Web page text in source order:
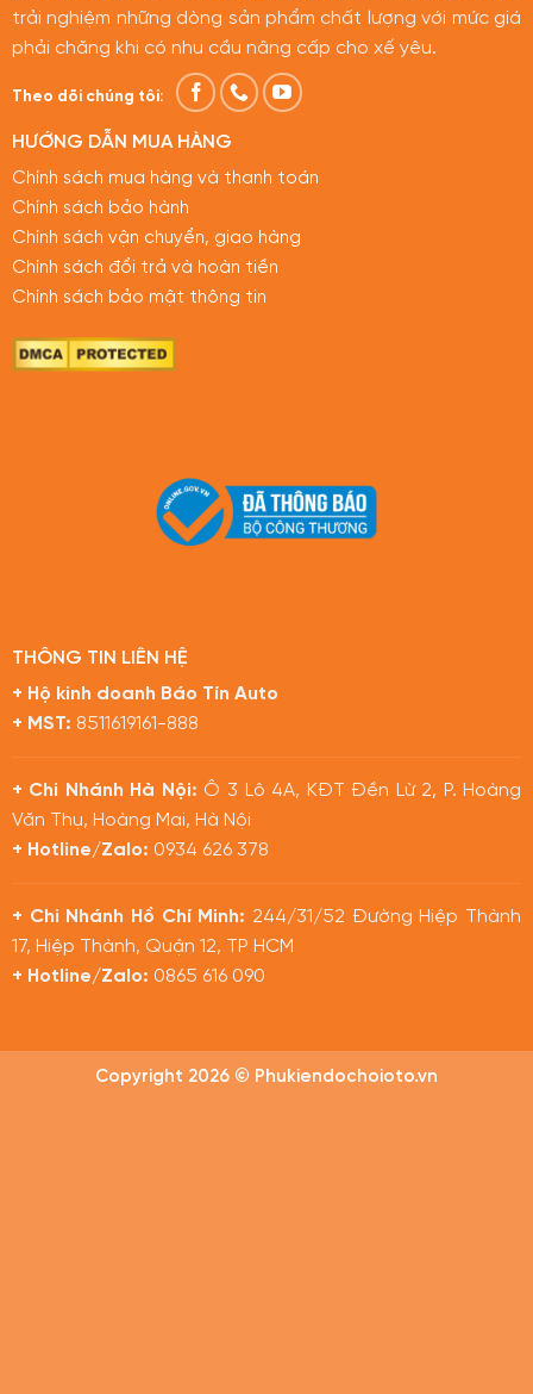
trải nghiệm những dòng sản phẩm chất lượng với mức giá
phải chăng khi có nhu cầu nâng cấp cho xế yêu.
Theo dõi chúng tôi:
HƯỚNG DẪN MUA HÀNG
Chính sách mua hàng và thanh toán
Chính sách bảo hành
Chính sách vận chuyển, giao hàng
Chính sách đổi trả và hoàn tiền
Chính sách bảo mật thông tin
THÔNG TIN LIÊN HỆ
+ Hộ kinh doanh Báo Tín Auto
+ MST: 8511619161-888
+ Chi Nhánh Hà Nội: Ô 3 Lô 4A, KĐT Đền Lừ 2, P. Hoàng
Văn Thụ, Hoàng Mai, Hà Nội
+ Hotline/Zalo: 0934 626 378
+ Chi Nhánh Hồ Chí Minh: 244/31/52 Đường Hiệp Thành
17, Hiệp Thành, Quận 12, TP HCM
+ Hotline/Zalo: 0865 616 090
Copyright 2026 © Phukiendochoioto.vn